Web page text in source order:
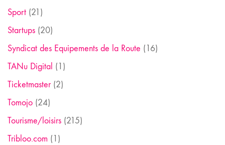
Sport (21)
Startups (20)
Syndicat des Equipements de la Route (16)
TANu Digital (1)
Ticketmaster(2)
Tomojo (24)
Tourisme/loisirs (215)
Tribloo.com (1)